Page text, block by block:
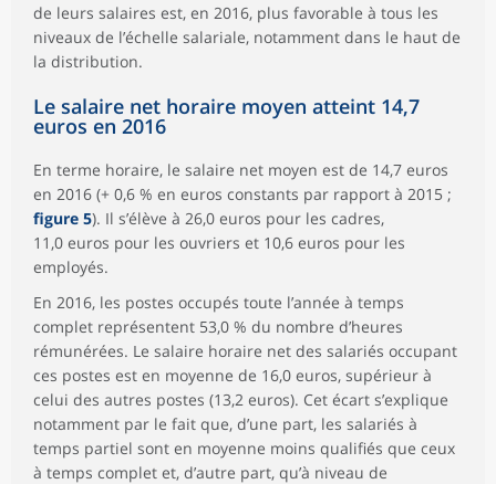
de leurs salaires est, en 2016, plus favorable à tous les
niveaux de l’échelle salariale, notamment dans le haut de
la distribution.
Le salaire net horaire moyen atteint 14,7
euros en 2016
En terme horaire, le salaire net moyen est de 14,7 euros
en 2016 (+ 0,6 % en euros constants par rapport à 2015 ;
figure 5). Il s’élève à 26,0 euros pour les cadres,
11,0 euros pour les ouvriers et 10,6 euros pour les
employés.
En 2016, les postes occupés toute l’année à temps
complet représentent 53,0 % du nombre d’heures
rémunérées. Le salaire horaire net des salariés occupant
ces postes est en moyenne de 16,0 euros, supérieur à
celui des autres postes (13,2 euros). Cet écart s’explique
notamment par le fait que, d’une part, les salariés à
temps partiel sont en moyenne moins qualifiés que ceux
à temps complet et, d’autre part, qu’à niveau de